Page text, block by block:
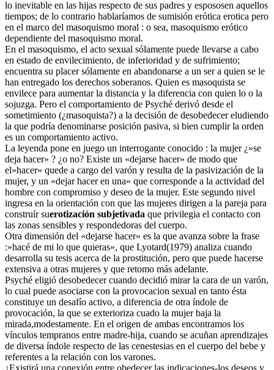
lo inevitable en las hijas respecto de sus padres y espososen aquellos
tiempos; de lo contrario hablaríamos de sumisión erótica erotica pero
en el marco del masoquismo moral : o sea, masoquismo erótico
dependiente del masoquismo moral.
En el masoquismo, el acto sexual sólamente puede llevarse a cabo
en estado de envilecimiento, de inferioridad y de sufrimiento;
encuentra su placer sólamente en abandonarse a un ser a quien se le
han entregado los derechos soberanos. Quien es masoquista se
envilece para aumentar la distancia y la diferencia con quien lo o la
sojuzga. Pero el comportamiento de Psyché derivó desde el
sometimiento (¿masoquista?) a la decisión de desobedecer eludiendo
la que podría denominarse posición pasiva, si bien cumplir la orden
es un comportamiento activo.
La leyenda pone en juego un interrogante conocido : la mujer ¿»se
deja hacer» ? ¿o no? Existe un «dejarse hacer» de modo que
el»hacer» quede a cargo del varón y resulta de la pasivización de la
mujer, y un «dejar hacer en una» que corresponde a la actividad del
hombre con compromiso y deseo de la mujer. Este segundo nivel
ingresa en la orientación con que las mujeres dirigen a la pareja para
construír suerotización subjetivada que privilegia el contacto con
las zonas sensibles y respondedoras del cuerpo.
Otra dimensión del «dejarse hacer» es la que avanza sobre la frase
:»hacé de mi lo que quieras», que Lyotard(1979) analiza cuando
desarrolla su tesis acerca de la prostitución, pero que puede hacerse
extensiva a otras mujeres y que retomo más adelante.
Psyché eligió desobedecer cuando decidió mirar la cara de un varón,
lo cual puede asociarse con la provocacion sexual en tanto ésta
constituye un desafío activo, a diferencia de otra índole de
provocación, la que se exterioriza cuado la mujer baja la
mirada,modestamente. En el origen de ambas encontramos los
vínculos tempranos entre madre-hija, cuando se acuñan aprendizajes
de diversa índole respecto de las cenestesias en el cuerpo del bebe y
referentes a la relación con los varones.
¿Existirá una conexión entre obedecer las indicaciones-los deseos y